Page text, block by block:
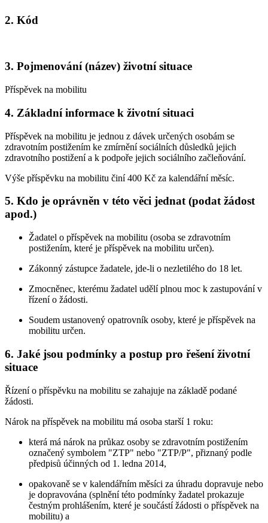
2. Kód
3. Pojmenování (název) životní situace
Příspěvek na mobilitu
4. Základní informace k životní situaci
Příspěvek na mobilitu je jednou z dávek určených osobám se
zdravotním postižením ke zmírnění sociálních důsledků jejich
zdravotního postižení a k podpoře jejich sociálního začleňování.
Výše příspěvku na mobilitu činí 400 Kč za kalendářní měsíc.
5. Kdo je oprávněn v této věci jednat (podat žádost
apod.)
Žadatel o příspěvek na mobilitu (osoba se zdravotním
postižením, které je příspěvek na mobilitu určen).
Zákonný zástupce žadatele, jde-li o nezletilého do 18 let.
Zmocněnec, kterému žadatel udělí plnou moc k zastupování v
řízení o žádosti.
Soudem ustanovený opatrovník osoby, které je příspěvek na
mobilitu určen.
6. Jaké jsou podmínky a postup pro řešení životní
situace
Řízení o příspěvku na mobilitu se zahajuje na základě podané
žádosti.
Nárok na příspěvek na mobilitu má osoba starší 1 roku:
která má nárok na průkaz osoby se zdravotním postižením
označený symbolem "ZTP" nebo "ZTP/P", přiznaný podle
předpisů účinných od 1. ledna 2014,
opakovaně se v kalendářním měsíci za úhradu dopravuje nebo
je dopravována (splnění této podmínky žadatel prokazuje
čestným prohlášením, které je součástí žádosti o příspěvek na
mobilitu) a